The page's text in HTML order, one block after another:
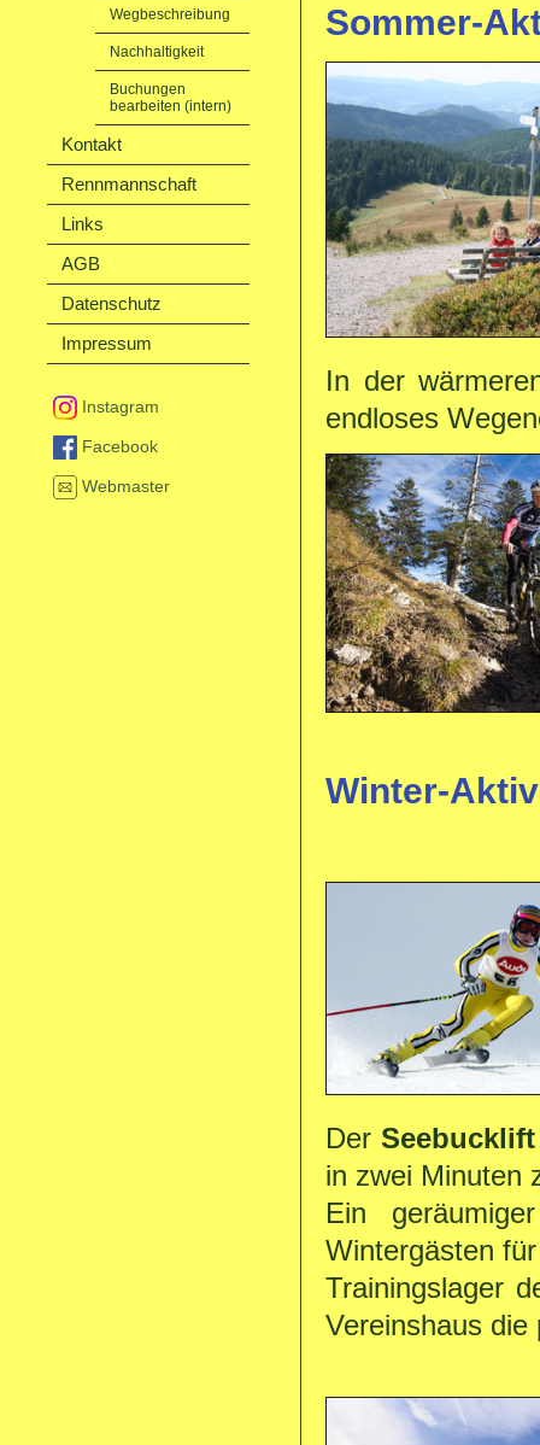
Sommer-
In der
endloses
Winter-Aktiv
Der
in zwei Minuten
Ein
Wintergästen
Trainingslager
Vereinshaus
Wegbeschreibung
Nachhaltigkeit
Buchungen
bearbeiten (intern)
Kontakt
Rennmannschaft
Links
AGB
Datenschutz
Impressum
Instagram
Facebook
Webmaster